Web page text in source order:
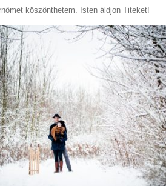
köszönthetem. Isten áldjon Titeket!